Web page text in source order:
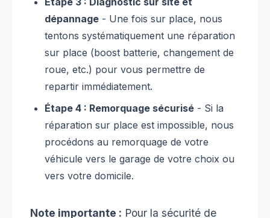
dépannage - Une fois sur place, nous
tentons systématiquement une réparation
sur place (boost batterie, changement de
roue, etc.) pour vous permettre de
repartir immédiatement.
Étape 4 : Remorquage sécurisé - Si la
réparation sur place est impossible, nous
procédons au remorquage de votre
véhicule vers le garage de votre choix ou
vers votre domicile.
Note importante : Pour la sécurité de